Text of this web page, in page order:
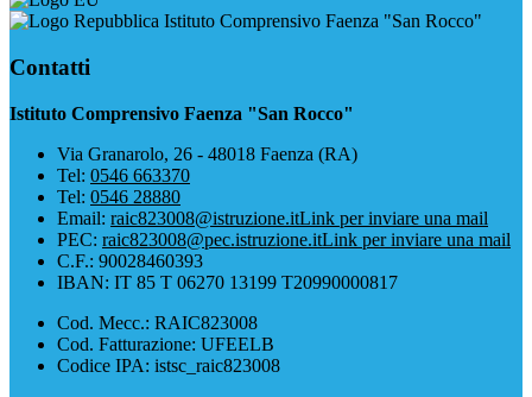
Istituto Comprensivo Faenza "San Rocco"
Contatti
Istituto Comprensivo Faenza "San Rocco"
Via Granarolo, 26 - 48018 Faenza (RA)
Tel: 0546 663370
Tel: 0546 28880
Email: raic823008@istruzione.itLink per inviare una mail
PEC: raic823008@pec.istruzione.itLink per inviare una mail
C.F.: 90028460393
IBAN: IT 85 T 06270 13199 T20990000817
Cod. Mecc.: RAIC823008
Cod. Fatturazione: UFEELB
Codice IPA: istsc_raic823008